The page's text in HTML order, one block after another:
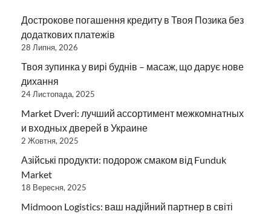
Дострокове погашення кредиту в Твоя Позика без
додаткових платежів
28 Липня, 2026
Твоя зупинка у вирі буднів – масаж, що дарує нове
дихання
24 Листопада, 2025
Market Dveri: лучший ассортимент межкомнатных
и входных дверей в Украине
2 Жовтня, 2025
Азійські продукти: подорож смаком від Funduk
Market
18 Вересня, 2025
Midmoon Logistics: ваш надійний партнер в світі